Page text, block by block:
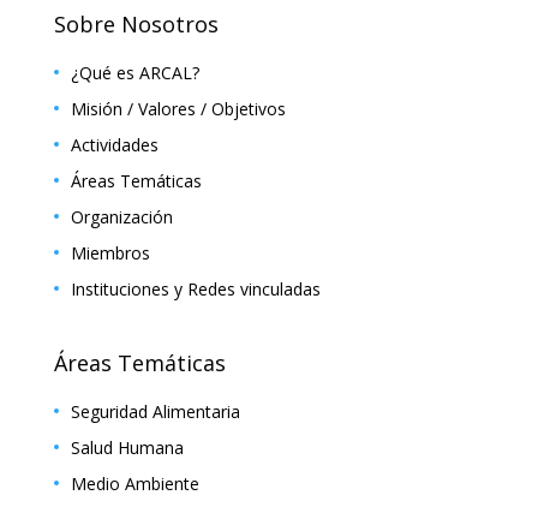
Sobre Nosotros
¿Qué es ARCAL?
Misión / Valores / Objetivos
Actividades
Áreas Temáticas
Organización
Miembros
Instituciones y Redes vinculadas
Áreas Temáticas
Seguridad Alimentaria
Salud Humana
Medio Ambiente